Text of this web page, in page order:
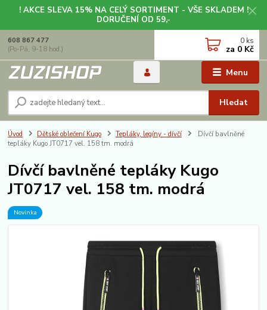
! AKCE SLEVA 15% NA CELÝ SORTIMENT - VŠE SKLADEM !
DORUČENÍ OD 59,-
Menu
Hledat
608 867 477
(Po-Pá, 9-18 hod.)
0 ks
za 0 Kč
Úvod Dětské oblečení Kugo Tepláky, legíny - dívčí
Dívčí bavlněné
tepláky Kugo JT0717 vel. 158 tm. modrá
Dívčí bavlněné tepláky Kugo
JT0717 vel. 158 tm. modrá
Novinka